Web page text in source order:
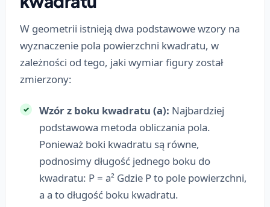
W geometrii istnieją dwa podstawowe wzory na
wyznaczenie pola powierzchni kwadratu, w
zależności od tego, jaki wymiar figury został
zmierzony:
Wzór z boku kwadratu (a): Najbardziej
podstawowa metoda obliczania pola.
Ponieważ boki kwadratu są równe,
podnosimy długość jednego boku do
kwadratu: P = a² Gdzie P to pole powierzchni,
a a to długość boku kwadratu.